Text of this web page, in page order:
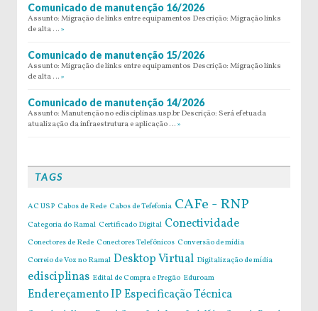
Comunicado de manutenção 16/2026
Assunto: Migração de links entre equipamentos Descrição: Migração links
de alta … »
Comunicado de manutenção 15/2026
Assunto: Migração de links entre equipamentos Descrição: Migração links
de alta … »
Comunicado de manutenção 14/2026
Assunto: Manutenção no edisciplinas.usp.br Descrição: Será efetuada
atualização da infraestrutura e aplicação … »
TAGS
AC USP Cabos de Rede Cabos de Tefefonia CAFe - RNP
Categoria do Ramal Certificado Digital Conectividade
Conectores de Rede Conectores Telefônicos Conversão de mídia
Correio de Voz no Ramal Desktop Virtual Digitalização de mídia
edisciplinas Edital de Compra e Pregão Eduroam
Endereçamento IPEspecificação Técnica